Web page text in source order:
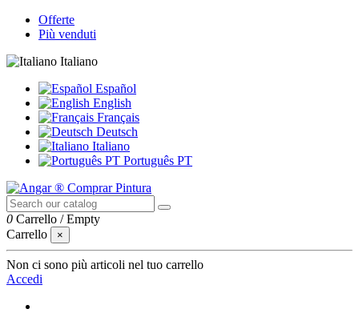
Offerte
Più venduti
Italiano
Español
English
Français
Deutsch
Italiano
Português PT
0 Carrello /Empty
Carrello
×
Non ci sono più articoli nel tuo carrello
Accedi